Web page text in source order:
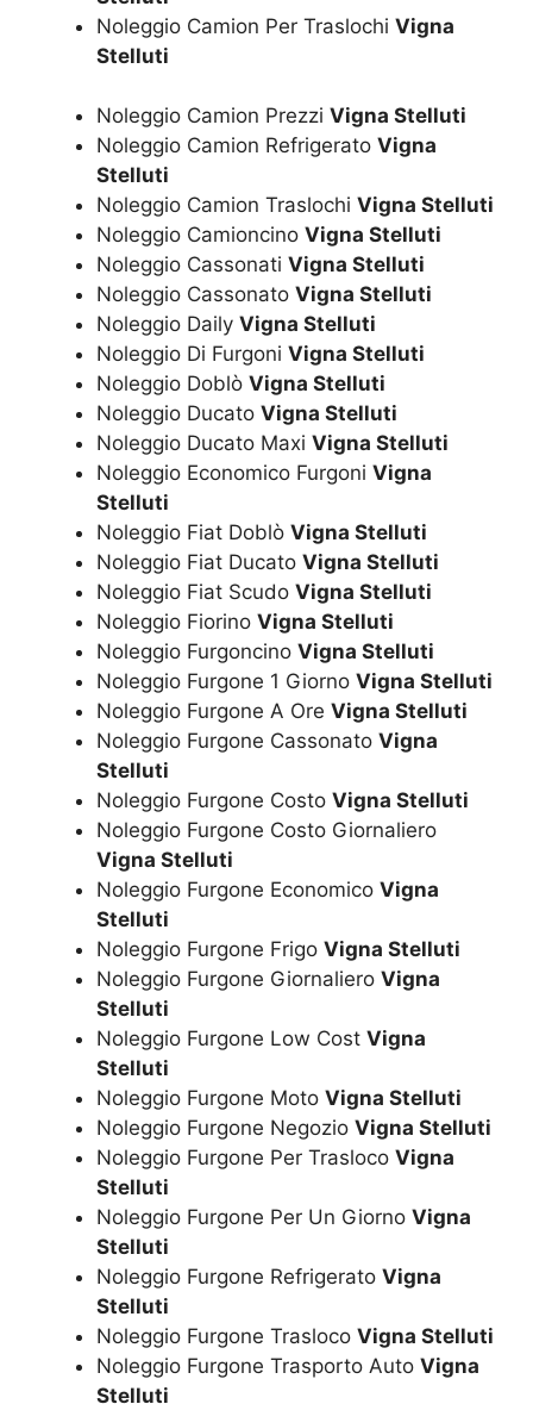
Noleggio Camion Per Traslochi Vigna
Stelluti
Noleggio Camion Prezzi Vigna Stelluti
Noleggio Camion Refrigerato Vigna
Stelluti
Noleggio Camion Traslochi Vigna Stelluti
Noleggio Camioncino Vigna Stelluti
Noleggio Cassonati Vigna Stelluti
Noleggio Cassonato Vigna Stelluti
Noleggio Daily Vigna Stelluti
Noleggio Di Furgoni Vigna Stelluti
Noleggio Doblò Vigna Stelluti
Noleggio Ducato Vigna Stelluti
Noleggio Ducato Maxi Vigna Stelluti
Noleggio Economico Furgoni Vigna
Stelluti
Noleggio Fiat Doblò Vigna Stelluti
Noleggio Fiat Ducato Vigna Stelluti
Noleggio Fiat Scudo Vigna Stelluti
Noleggio Fiorino Vigna Stelluti
Noleggio Furgoncino Vigna Stelluti
Noleggio Furgone 1 Giorno Vigna Stelluti
Noleggio Furgone A Ore Vigna Stelluti
Noleggio Furgone Cassonato Vigna
Stelluti
Noleggio Furgone Costo Vigna Stelluti
Noleggio Furgone Costo Giornaliero
Vigna Stelluti
Noleggio Furgone Economico Vigna
Stelluti
Noleggio Furgone Frigo Vigna Stelluti
Noleggio Furgone Giornaliero Vigna
Stelluti
Noleggio Furgone Low Cost Vigna
Stelluti
Noleggio Furgone Moto Vigna Stelluti
Noleggio Furgone Negozio Vigna Stelluti
Noleggio Furgone Per Trasloco Vigna
Stelluti
Noleggio Furgone Per Un Giorno Vigna
Stelluti
Noleggio Furgone Refrigerato Vigna
Stelluti
Noleggio Furgone Trasloco Vigna Stelluti
Noleggio Furgone Trasporto Auto Vigna
Stelluti